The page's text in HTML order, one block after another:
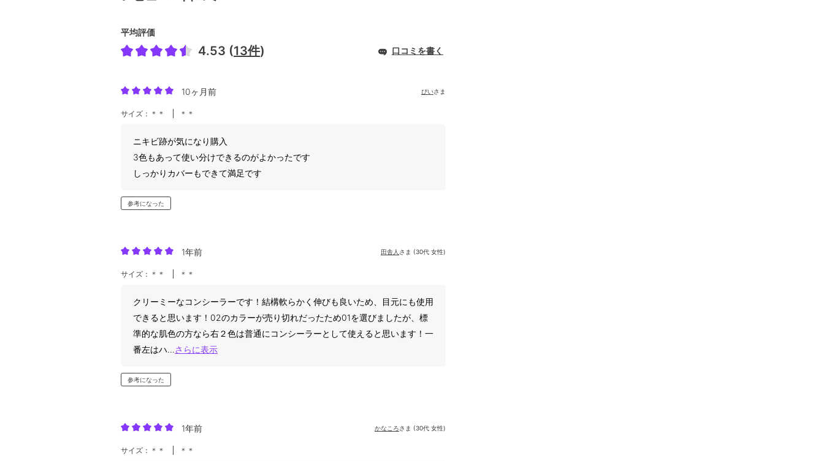
平均評価
4.53 (13件) 口コミを書く
10ヶ月前 ぴいさま
サイズ：＊＊ ＊＊
ニキビ跡が気になり購入
3色もあって使い分けできるのがよかったです
しっかりカバーもできて満足です
参考になった
1年前 田舎人 さま (30代 女性)
サイズ：＊＊ ＊＊
クリーミーなコンシーラーです！結構軟らかく伸びも良いため、目元にも使用
できると思います！02のカラーが売り切れだったため01を選びましたが、標
準的な肌色の方なら右２色は普通にコンシーラーとして使えると思います！一
番左はハ... さらに表示
参考になった
1年前 かなころさま (30代 女性)
サイズ：＊＊ ＊＊